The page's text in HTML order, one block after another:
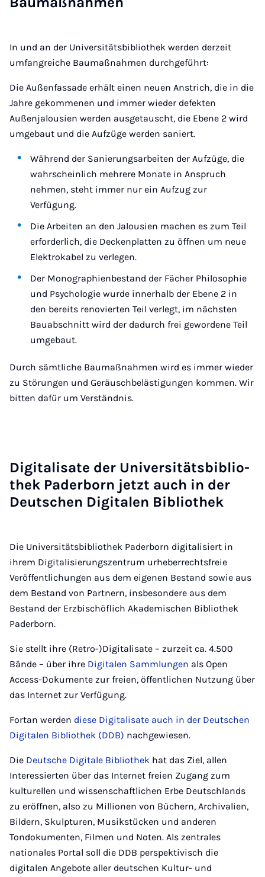
In und an der Universitätsbibliothek werden derzeit
umfangreiche Baumaßnahmen durchgeführt:
Die Außenfassade erhält einen neuen Anstrich, die in die
Jahre gekommenen und immer wieder defekten
Außenjalousien werden ausgetauscht, die Ebene 2 wird
umgebaut und die Aufzüge werden saniert.
Während der Sanierungsarbeiten der Aufzüge, die
wahrscheinlich mehrere Monate in Anspruch
nehmen, steht immer nur ein Aufzug zur
Verfügung.
Die Arbeiten an den Jalousien machen es zum Teil
erforderlich, die Deckenplatten zu öffnen um neue
Elektrokabel zu verlegen.
Der Monographienbestand der Fächer Philosophie
und Psychologie wurde innerhalb der Ebene 2 in
den bereits renovierten Teil verlegt, im nächsten
Bauabschnitt wird der dadurch frei gewordene Teil
umgebaut.
Durch sämtliche Baumaßnahmen wird es immer wieder
zu Störungen und Geräuschbelästigungen kommen. Wir
bitten dafür um Verständnis.
Di­gi­ta­li­sa­te der Uni­ver­si­täts­bi­blio­
thek Pa­der­born jetzt auch in der
Deut­schen Di­gi­ta­len Bi­blio­thek
Die Universitätsbibliothek Paderborn digitalisiert in
ihrem Digitalisierungszentrum urheberrechtsfreie
Veröffentlichungen aus dem eigenen Bestand sowie aus
dem Bestand von Partnern, insbesondere aus dem
Bestand der Erzbischöflich Akademischen Bibliothek
Paderborn.
Sie stellt ihre (Retro-)Digitalisate – zurzeit ca. 4.500
Bände – über ihre Digitalen Sammlungen als Open
Access-Dokumente zur freien, öffentlichen Nutzung über
das Internet zur Verfügung.
Fortan werden diese Digitalisate auch in der Deutschen
Digitalen Bibliothek (DDB) nachgewiesen.
Die Deutsche Digitale Bibliothek hat das Ziel, allen
Interessierten über das Internet freien Zugang zum
kulturellen und wissenschaftlichen Erbe Deutschlands
zu eröffnen, also zu Millionen von Büchern, Archivalien,
Bildern, Skulpturen, Musikstücken und anderen
Tondokumenten, Filmen und Noten. Als zentrales
nationales Portal soll die DDB perspektivisch die
digitalen Angebote aller deutschen Kultur- und